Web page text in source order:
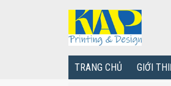
TRANG CHỦ GIỚI